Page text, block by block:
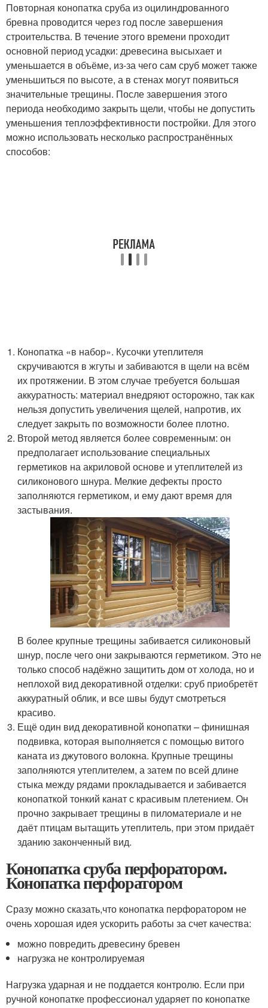
Повторная конопатка сруба из оцилиндрованного
бревна проводится через год после завершения
строительства. В течение этого времени проходит
основной период усадки: древесина высыхает и
уменьшается в объёме, из-за чего сам сруб может также
уменьшиться по высоте, а в стенах могут появиться
значительные трещины. После завершения этого
периода необходимо закрыть щели, чтобы не допустить
уменьшения теплоэффективности постройки. Для этого
можно использовать несколько распространённых
способов:
Конопатка «в набор». Кусочки утеплителя
скручиваются в жгуты и забиваются в щели на всём
их протяжении. В этом случае требуется большая
аккуратность: материал внедряют осторожно, так как
нельзя допустить увеличения щелей, напротив, их
следует закрыть по возможности более плотно.
Второй метод является более современным: он
предполагает использование специальных
герметиков на акриловой основе и утеплителей из
силиконового шнура. Мелкие дефекты просто
заполняются герметиком, и ему дают время для
застывания.
В более крупные трещины забивается силиконовый
шнур, после чего они закрываются герметиком. Это не
только способ надёжно защитить дом от холода, но и
неплохой вид декоративной отделки: сруб приобретёт
аккуратный облик, и все швы будут смотреться
красиво.
Ещё один вид декоративной конопатки – финишная
подвивка, которая выполняется с помощью витого
каната из джутового волокна. Крупные трещины
заполняются утеплителем, а затем по всей длине
стыка между рядами прокладывается и забивается
конопаткой тонкий канат с красивым плетением. Он
прочно закрывает трещины в пиломатериале и не
даёт птицам вытащить утеплитель, при этом придаёт
зданию законченный вид.
Конопатка сруба перфоратором.
Конопатка перфоратором
Сразу можно сказать,что конопатка перфоратором не
очень хорошая идея ускорить работы за счет качества:
можно повредить древесину бревен
нагрузка не контролируемая
Нагрузка ударная и не поддается контролю. Если при
ручной конопатке профессионал ударяет по конопатке